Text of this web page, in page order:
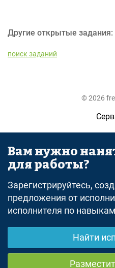
Другие открытые задания:
поиск заданий
© 2026
Политика
Отказ от
Вам нужно
для работы?
Зарегистрируйтесь,
предложения от
исполнителя по
Найти